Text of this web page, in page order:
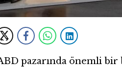
pazarında önemli bir